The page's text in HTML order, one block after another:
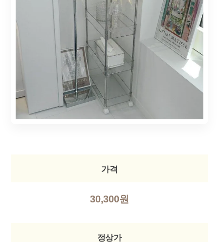
가격
30,300원
정상가